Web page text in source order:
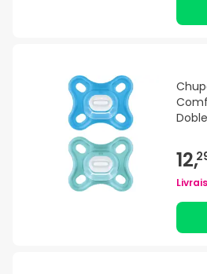
Doble
12,